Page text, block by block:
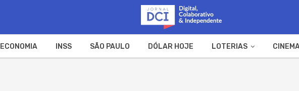
ECONOMIA INSS SÃO PAULO DÓLAR HOJE LOTERIAS